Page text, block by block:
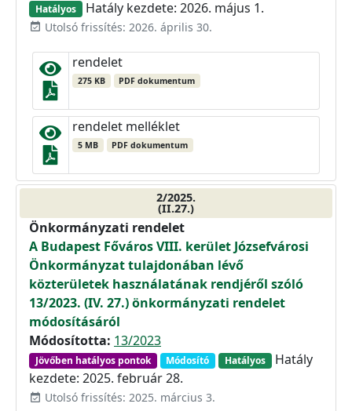
Hatályos Hatály kezdete: 2026. május 1.
event_available Utolsó frissítés: 2026. április 30.
rendelet
275 KB PDF dokumentum
rendelet melléklet
5 MB PDF dokumentum
2/2025.
(II.27.)
Önkormányzati rendelet
A Budapest Főváros VIII. kerület Józsefvárosi
Önkormányzat tulajdonában lévő
közterületek használatának rendjéről szóló
13/2023. (IV. 27.) önkormányzati rendelet
módosításáról
Módosította: 13/2023
Jövőben hatályos pontok Módosító Hatályos Hatály
kezdete: 2025. február 28.
event_available Utolsó frissítés: 2025. március 3.